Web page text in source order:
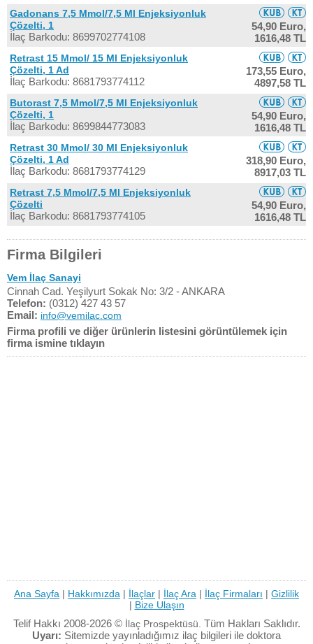
Gadonans 7,5 Mmol/7,5 Ml Enjeksiyonluk
Çözelti, 1
İlaç Barkodu: 8699702774108
54,90 Euro,
1616,48 TL
Retrast 15 Mmol/ 15 Ml Enjeksiyonluk
Çözelti, 1 Ad
İlaç Barkodu: 8681793774112
173,55 Euro,
4897,58 TL
Butorast 7,5 Mmol/7,5 Ml Enjeksiyonluk
Çözelti, 1
İlaç Barkodu: 8699844773083
54,90 Euro,
1616,48 TL
Retrast 30 Mmol/ 30 Ml Enjeksiyonluk
Çözelti, 1 Ad
İlaç Barkodu: 8681793774129
318,90 Euro,
8917,03 TL
Retrast 7,5 Mmol/7,5 Ml Enjeksiyonluk
Çözelti
İlaç Barkodu: 8681793774105
54,90 Euro,
1616,48 TL
Firma Bilgileri
Vem İlaç Sanayi
Cinnah Cad. Yeşilyurt Sokak No: 3/2 - ANKARA
Telefon: (0312) 427 43 57
Email: info@vemilac.com
Firma profili ve diğer ürünlerin listesini görüntülemek için
firma ismine tıklayın
Ana Sayfa | Hakkımızda | İlaçlar | İlaç Ara | İlaç Firmaları | Gizlilik
| Bize Ulaşın
Telif Hakkı 2008-2026 © İlaç Prospektüsü. Tüm Hakları Saklıdır.
Uyarı: Sitemizde yayınladığımız ilaç bilgileri ile doktora